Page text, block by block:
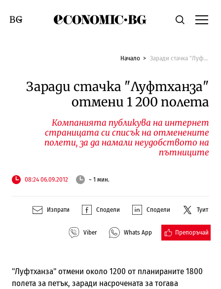
Economic.bgТърсене
Смяна на език
Начало Заради стачка "Луфтханза" отмени 1 200 полета
Заради стачка "Луфтханза"
отмени 1 200 полета
Компанията публикува на интернет
страницата си списък на отменените
полети, за да намали неудобството на
пътниците
08:24 06.09.2012 ~ 1 мин.
Изпрати Сподели Сподели Туит
Viber Whats App Препоръчай
"Луфтханза" отмени около 1200 от планираните 1800
полета за петък, заради насрочената за тогава